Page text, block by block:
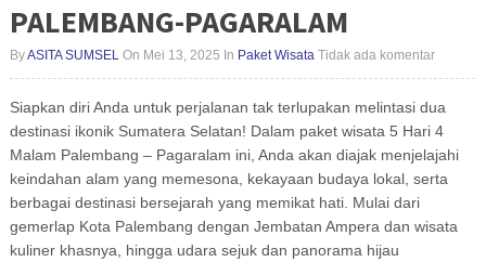
PALEMBANG-PAGARALAM
ByASITA SUMSEL On Mei 13, 2025 In Paket Wisata Tidak ada komentar
Siapkan diri Anda untuk perjalanan tak terlupakan melintasi dua
destinasi ikonik Sumatera Selatan! Dalam paket wisata 5 Hari 4
Malam Palembang – Pagaralam ini, Anda akan diajak menjelajahi
keindahan alam yang memesona, kekayaan budaya lokal, serta
berbagai destinasi bersejarah yang memikat hati. Mulai dari
gemerlap Kota Palembang dengan Jembatan Ampera dan wisata
kuliner khasnya, hingga udara sejuk dan panorama hijau